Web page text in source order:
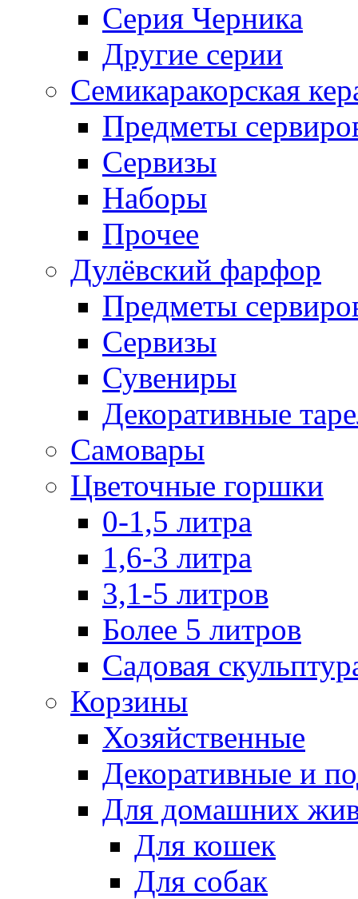
Серия Черника
Другие серии
Семикаракорская
Предметы
Сервизы
Наборы
Прочее
Дулёвский фарфор
Предметы
Сервизы
Сувениры
Декоративные
Самовары
Цветочные горшки
0-1,5 литра
1,6-3 литра
3,1-5 литров
Более 5 литров
Садовая
Корзины
Хозяйственные
Декоративные и
Для домашних
Для кошек
Для собак